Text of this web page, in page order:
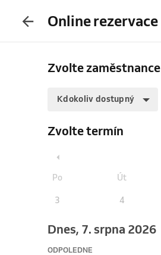
Online rezervace
Zvolte zaměstnance
Kdokoliv dostupný
Zvolte termín
Po Út
3 4
Dnes, 7. srpna 2026
ODPOLEDNE